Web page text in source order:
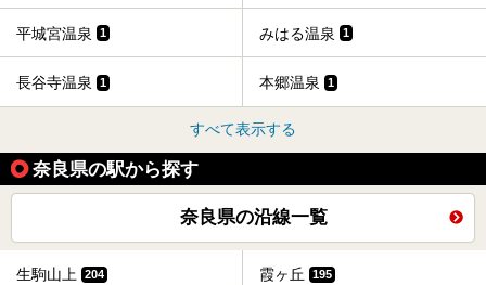
平城宮温泉 1 みはる温泉 1
長谷寺温泉 1 本郷温泉 1
すべて表示する
奈良県の駅から探す
奈良県の沿線一覧
生駒山上 204 霞ヶ丘 195